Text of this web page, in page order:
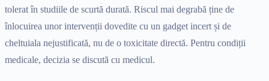
tolerat în studiile de scurtă durată. Riscul mai degrabă ține de
înlocuirea unor intervenții dovedite cu un gadget incert și de
cheltuiala nejustificată, nu de o toxicitate directă. Pentru condiții
medicale, decizia se discută cu medicul.